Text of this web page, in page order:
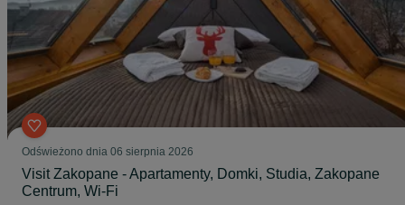
Odświeżono dnia 06 sierpnia 2026
Visit Zakopane - Apartamenty, Domki, Studia, Zakopane
Centrum, Wi-Fi